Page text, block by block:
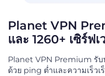
Planet VPN
และ 1260+ เซิร์ฟเ
Planet VPN Premium รั
ด้วย ping ต่ำและความเร็วเ